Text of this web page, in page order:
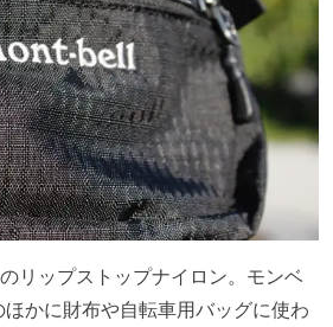
リップストップナイロン。モンベ
かに財布や自転車用バッグに使わ